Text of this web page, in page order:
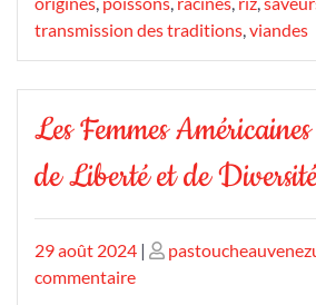
transmission des traditions,viandes
Les Femmes
de Liberté et de
Publié
le
29 août 2024 | Publié
commentairesur